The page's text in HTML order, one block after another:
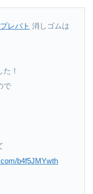
レバト 消しゴムは
！
で
b4f5JMYwth